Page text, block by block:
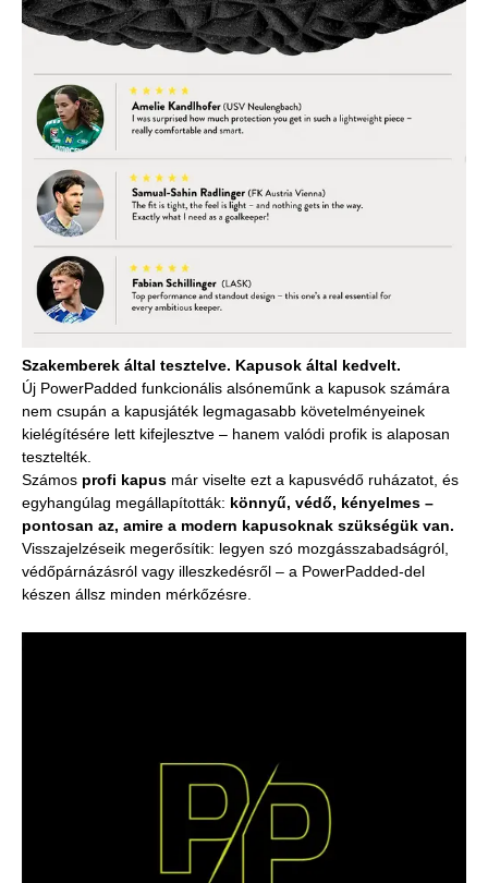
Szakemberek által tesztelve. Kapusok által kedvelt.
Új PowerPadded funkcionális alsóneműnk a kapusok számára
nem csupán a kapusjáték legmagasabb követelményeinek
kielégítésére lett kifejlesztve – hanem valódi profik is alaposan
tesztelték.
Számos profi kapus már viselte ezt a kapusvédő ruházatot, és
egyhangúlag megállapították: könnyű, védő, kényelmes –
pontosan az, amire a modern kapusoknak szükségük van.
Visszajelzéseik megerősítik: legyen szó mozgásszabadságról,
védőpárnázásról vagy illeszkedésről – a PowerPadded-del
készen állsz minden mérkőzésre.